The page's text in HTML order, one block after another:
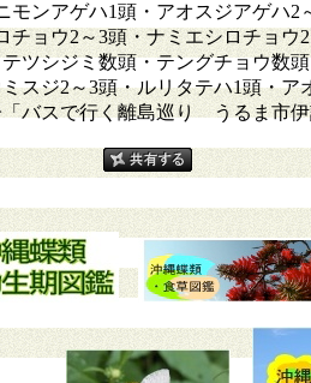
モンアゲハ1頭・アオスジアゲハ
チョウ2～3頭・ナミエシロチョ
ツシジミ数頭・テングチョウ数
スジ2～3頭・ルリタテハ1頭・
バスで行く離島巡り うるま市伊